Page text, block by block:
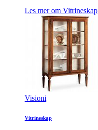
Les mer om Vitrineskap
Visioni
Vitrineskap